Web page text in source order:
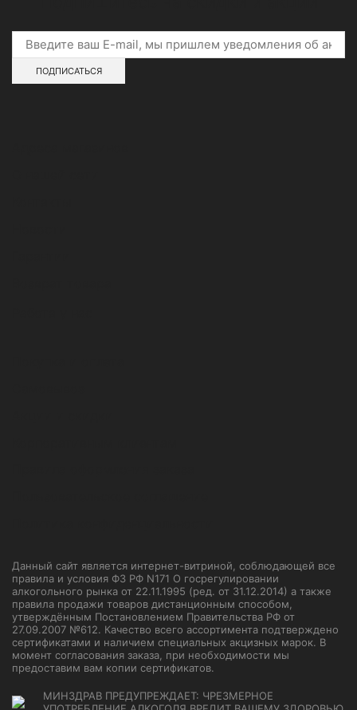
Данный сайт является интернет-витриной, соблюдающей все
правила и условия ФЗ РФ N171 О госрегулировании
алкогольного рынка от 22.11.1995 (ред. от 31.12.2014) а также
правила продажи товаров дистанционным способом,
утверждённым Постановлением Правительства РФ от
27.09.2007 №612. Качество всего ассортимента подтверждено
сертификатами и наличием специальных акцизных марок. В
момент согласования заказа, при необходимости мы
предоставим вам копии сертификатов.
МИНЗДРАВ ПРЕДУПРЕЖДАЕТ: ЧРЕЗМЕРНОЕ